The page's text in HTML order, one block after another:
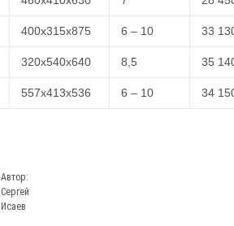
400х315х875 6 – 10 33
320х540х640 8,5 35
557х413х536 6 – 10 34
Автор:
Сергей
Исаев